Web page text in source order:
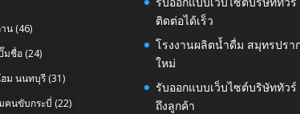
น (46)
มชื่อ (24)
ม นนทบุรี (31)
คนขับกระบี่ (22)
ติดต่อได้เร็ว
โรงงานผลิตน้ำดื่ม สมุทรปรา
ใหม่
รับออกแบบเว็บไซต์บริษัททัวร์
ถึงลูกค้า